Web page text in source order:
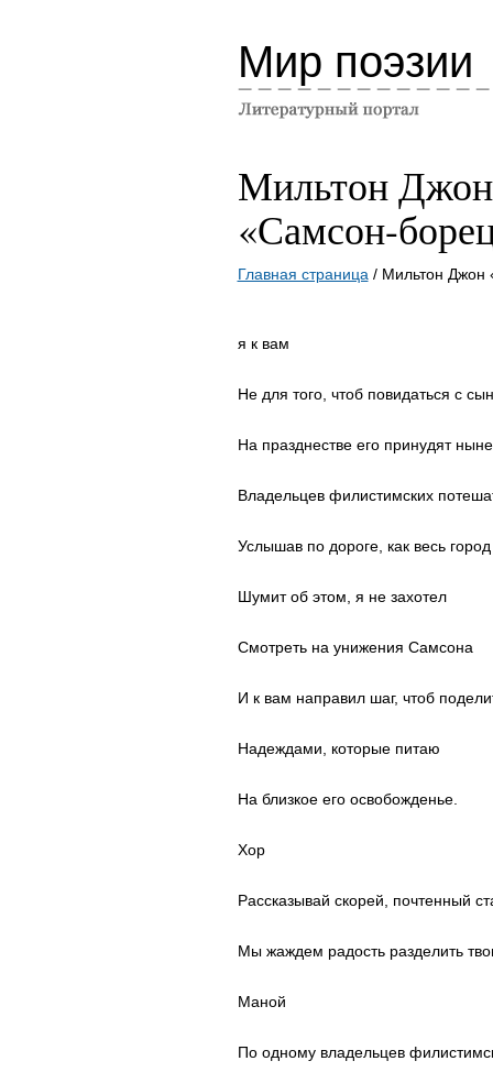
Мир поэзии
Мильтон Джон
«Самсон-
Главная страница / Мильтон Джон
я к вам
Не для того, чтоб повидаться с
На празднестве его принудят ныне
Владельцев филистимских
Услышав по дороге, как весь город
Шумит об этом, я не захотел
Смотреть на унижения Самсона
И к вам направил шаг, чтоб
Надеждами, которые питаю
На близкое его освобожденье.
Хор
Рассказывай скорей, почтенный
Мы жаждем радость разделить
Mаной
По одному владельцев